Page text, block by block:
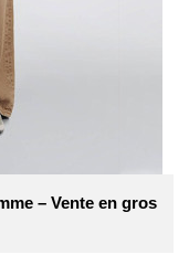
– Vente en gros